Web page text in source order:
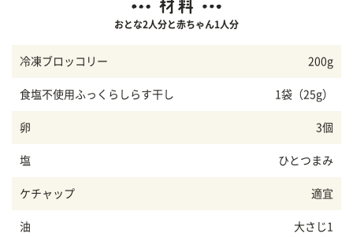
おとな2人分と赤ちゃん1人分
冷凍ブロッコリー 200g
食塩不使用ふっくらしらす干し 1袋（25g）
卵 3個
塩 ひとつまみ
ケチャップ 適宜
油 大さじ1